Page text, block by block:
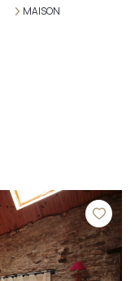
MAISON